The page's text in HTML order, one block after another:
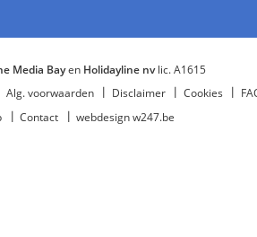
Media Bayen Holidayline nvlic. A1615
Alg. voorwaarden Disclaimer Cookies
Contact webdesign w247.be